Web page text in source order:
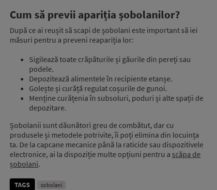
Cum să previi apariția șobolanilor?
După ce ai reușit să scapi de șobolani este important să iei
măsuri pentru a preveni reapariția lor:
Sigilează toate crăpăturile și găurile din pereți sau
podele.
Depozitează alimentele în recipiente etanșe.
Golește și curăță regulat coșurile de gunoi.
Menține curățenia în subsoluri, poduri și alte spații de
depozitare.
Șobolanii sunt dăunători greu de combătut, dar cu
produsele și metodele potrivite, îi poți elimina din locuința
ta. De la capcane mecanice până la raticide sau dispozitivele
electronice, ai la dispoziție multe opțiuni pentru a scăpa de
șobolani.
TAGS sobolani